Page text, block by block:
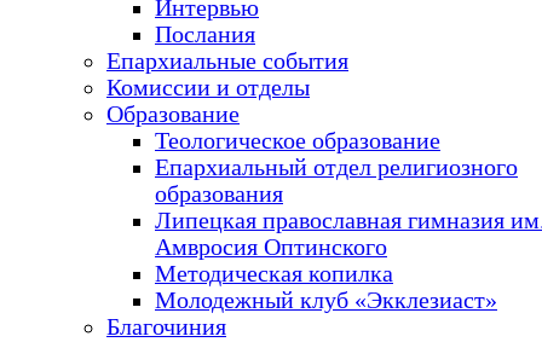
Интервью
Послания
Епархиальные события
Комиссии и отделы
Образование
Теологическое образование
Епархиальный отдел религиозного
образования
Липецкая православная гимназия
Амвросия Оптинского
Методическая копилка
Молодежный клуб «Экклезиаст»
Благочиния